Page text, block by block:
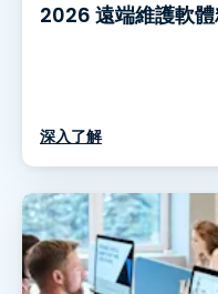
2026 遠端維護軟
深入了解